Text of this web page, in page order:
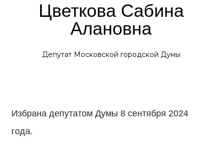
Цветкова Сабина
Алановна
Депутат Московской городской Думы
Избрана депутатом Думы 8 сентября 2024
года.